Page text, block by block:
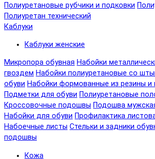
Полиуретановые рубчики и подковки
Полиуретан технический
Каблуки
Каблуки женские
Микропора обувная Набойки
гвоздем Набойки полиуретановые со
обуви Набойки формованные из резины и
Подметки для обуви Полиуретановые
Кроссовочные подошвы Подошва
Набойки для обуви Профилактика
Набоечные листы Стельки и задники
подошвы
Кожа